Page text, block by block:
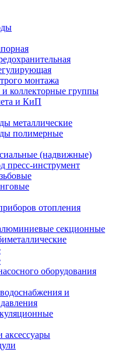
монтажа
коллекторные группы
и КиП
металлические
полимерные
(надвижные)
пресс-инструмент
отопления
секционные
оборудования
и